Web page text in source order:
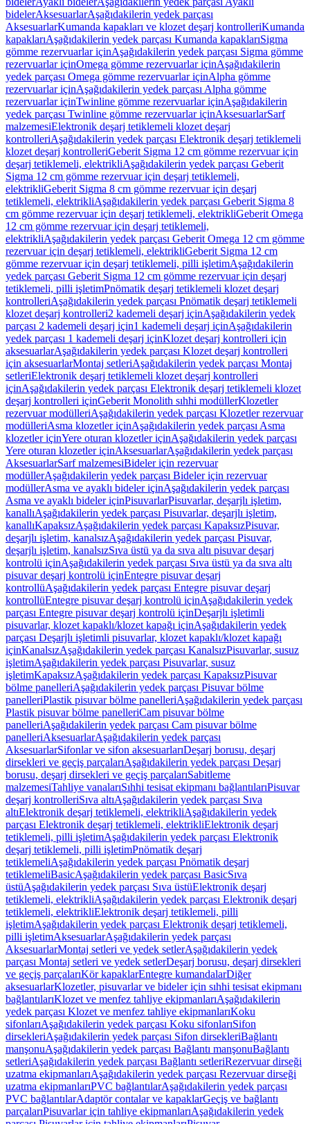
bidelerAksesuarlarAşağıdakilerin yedek parçası
AksesuarlarKumanda kapakları ve klozet deşarj kontrolleriKumanda
kapaklarıAşağıdakilerin yedek parçası Kumanda kapaklarıSigma
gömme rezervuarlar içinAşağıdakilerin yedek parçası Sigma gömme
rezervuarlar içinOmega gömme rezervuarlar içinAşağıdakilerin
yedek parçası Omega gömme rezervuarlar içinAlpha gömme
rezervuarlar içinAşağıdakilerin yedek parçası Alpha gömme
rezervuarlar içinTwinline gömme rezervuarlar içinAşağıdakilerin
yedek parçası Twinline gömme rezervuarlar içinAksesuarlarSarf
malzemesiElektronik deşarj tetiklemeli klozet deşarj
kontrolleriAşağıdakilerin yedek parçası Elektronik deşarj tetiklemeli
klozet deşarj kontrolleriGeberit Sigma 12 cm gömme rezervuar için
deşarj tetiklemeli, elektrikliAşağıdakilerin yedek parçası Geberit
Sigma 12 cm gömme rezervuar için deşarj tetiklemeli,
elektrikliGeberit Sigma 8 cm gömme rezervuar için deşarj
tetiklemeli, elektrikliAşağıdakilerin yedek parçası Geberit Sigma 8
cm gömme rezervuar için deşarj tetiklemeli, elektrikliGeberit Omega
12 cm gömme rezervuar için deşarj tetiklemeli,
elektrikliAşağıdakilerin yedek parçası Geberit Omega 12 cm gömme
rezervuar için deşarj tetiklemeli, elektrikliGeberit Sigma 12 cm
gömme rezervuar için deşarj tetiklemeli, pilli işletimAşağıdakilerin
yedek parçası Geberit Sigma 12 cm gömme rezervuar için deşarj
tetiklemeli, pilli işletimPnömatik deşarj tetiklemeli klozet deşarj
kontrolleriAşağıdakilerin yedek parçası Pnömatik deşarj tetiklemeli
klozet deşarj kontrolleri2 kademeli deşarj içinAşağıdakilerin yedek
parçası 2 kademeli deşarj için1 kademeli deşarj içinAşağıdakilerin
yedek parçası 1 kademeli deşarj içinKlozet deşarj kontrolleri için
aksesuarlarAşağıdakilerin yedek parçası Klozet deşarj kontrolleri
için aksesuarlarMontaj setleriAşağıdakilerin yedek parçası Montaj
setleriElektronik deşarj tetiklemeli klozet deşarj kontrolleri
içinAşağıdakilerin yedek parçası Elektronik deşarj tetiklemeli klozet
deşarj kontrolleri içinGeberit Monolith sıhhi modüllerKlozetler
rezervuar modülleriAşağıdakilerin yedek parçası Klozetler rezervuar
modülleriAsma klozetler içinAşağıdakilerin yedek parçası Asma
klozetler içinYere oturan klozetler içinAşağıdakilerin yedek parçası
Yere oturan klozetler içinAksesuarlarAşağıdakilerin yedek parçası
AksesuarlarSarf malzemesiBideler için rezervuar
modüllerAşağıdakilerin yedek parçası Bideler için rezervuar
modüllerAsma ve ayaklı bideler içinAşağıdakilerin yedek parçası
Asma ve ayaklı bideler içinPisuvarlarPisuvarlar, deşarjlı işletim,
kanallıAşağıdakilerin yedek parçası Pisuvarlar, deşarjlı işletim,
kanallıKapaksızAşağıdakilerin yedek parçası KapaksızPisuvar,
deşarjlı işletim, kanalsızAşağıdakilerin yedek parçası Pisuvar,
deşarjlı işletim, kanalsızSıva üstü ya da sıva altı pisuvar deşarj
kontrolü içinAşağıdakilerin yedek parçası Sıva üstü ya da sıva altı
pisuvar deşarj kontrolü içinEntegre pisuvar deşarj
kontrollüAşağıdakilerin yedek parçası Entegre pisuvar deşarj
kontrollüEntegre pisuvar deşarj kontrolü içinAşağıdakilerin yedek
parçası Entegre pisuvar deşarj kontrolü içinDeşarjlı işletimli
pisuvarlar, klozet kapaklı/klozet kapağı içinAşağıdakilerin yedek
parçası Deşarjlı işletimli pisuvarlar, klozet kapaklı/klozet kapağı
içinKanalsızAşağıdakilerin yedek parçası KanalsızPisuvarlar, susuz
işletimAşağıdakilerin yedek parçası Pisuvarlar, susuz
işletimKapaksızAşağıdakilerin yedek parçası KapaksızPisuvar
bölme panelleriAşağıdakilerin yedek parçası Pisuvar bölme
panelleriPlastik pisuvar bölme panelleriAşağıdakilerin yedek parçası
Plastik pisuvar bölme panelleriCam pisuvar bölme
panelleriAşağıdakilerin yedek parçası Cam pisuvar bölme
panelleriAksesuarlarAşağıdakilerin yedek parçası
AksesuarlarSifonlar ve sifon aksesuarlarıDeşarj borusu, deşarj
dirsekleri ve geçiş parçalarıAşağıdakilerin yedek parçası Deşarj
borusu, deşarj dirsekleri ve geçiş parçalarıSabitleme
malzemesiTahliye vanalarıSıhhi tesisat ekipmanı bağlantılarıPisuvar
deşarj kontrolleriSıva altıAşağıdakilerin yedek parçası Sıva
altıElektronik deşarj tetiklemeli, elektrikliAşağıdakilerin yedek
parçası Elektronik deşarj tetiklemeli, elektrikliElektronik deşarj
tetiklemeli, pilli işletimAşağıdakilerin yedek parçası Elektronik
deşarj tetiklemeli, pilli işletimPnömatik deşarj
tetiklemeliAşağıdakilerin yedek parçası Pnömatik deşarj
tetiklemeliBasicAşağıdakilerin yedek parçası BasicSıva
üstüAşağıdakilerin yedek parçası Sıva üstüElektronik deşarj
tetiklemeli, elektrikliAşağıdakilerin yedek parçası Elektronik deşarj
tetiklemeli, elektrikliElektronik deşarj tetiklemeli, pilli
işletimAşağıdakilerin yedek parçası Elektronik deşarj tetiklemeli,
pilli işletimAksesuarlarAşağıdakilerin yedek parçası
AksesuarlarMontaj setleri ve yedek setlerAşağıdakilerin yedek
parçası Montaj setleri ve yedek setlerDeşarj borusu, deşarj dirsekleri
ve geçiş parçalarıKör kapaklarEntegre kumandalarDiğer
aksesuarlarKlozetler, pisuvarlar ve bideler için sıhhi tesisat ekipmanı
bağlantılarıKlozet ve menfez tahliye ekipmanlarıAşağıdakilerin
yedek parçası Klozet ve menfez tahliye ekipmanlarıKoku
sifonlarıAşağıdakilerin yedek parçası Koku sifonlarıSifon
dirsekleriAşağıdakilerin yedek parçası Sifon dirsekleriBağlantı
manşonuAşağıdakilerin yedek parçası Bağlantı manşonuBağlantı
setleriAşağıdakilerin yedek parçası Bağlantı setleriRezervuar dirseği
uzatma ekipmanlarıAşağıdakilerin yedek parçası Rezervuar dirseği
uzatma ekipmanlarıPVC bağlantılarAşağıdakilerin yedek parçası
PVC bağlantılarAdaptör contalar ve kapaklarGeçiş ve bağlantı
parçalarıPisuvarlar için tahliye ekipmanlarıAşağıdakilerin yedek